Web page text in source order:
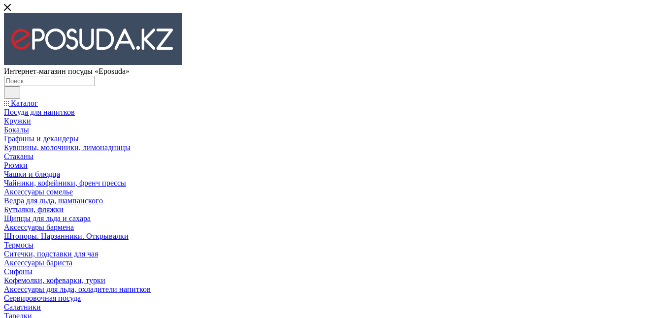
Интернет-магазин посуды «Eposuda»
Каталог
Посуда для напитков
Кружки
Бокалы
Графины и декандеры
Кувшины, молочники, лимонадницы
Стаканы
Рюмки
Чашки и блюдца
Чайники, кофейники, френч прессы
Аксессуары сомелье
Ведра для льда, шампанского
Бутылки, фляжки
Щипцы для льда и сахара
Аксессуары бармена
Штопоры. Нарзанники. Открывалки
Термосы
Ситечки, подставки для чая
Аксессуары бариста
Сифоны
Кофемолки, кофеварки, турки
Аксессуары для льда, охладители напитков
Сервировочная посуда
Салатники
Тарелки